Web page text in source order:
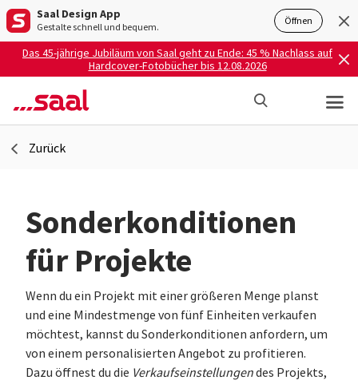
Saal Design App
Gestalte schnell und bequem. Öffnen
Das 45-jährige Jubiläum von Saal geht zu Ende: 45 % Nachlass auf
Hardcover-Fotobücher bis 12.08.2026
Zurück
Sonderkonditionen
für Projekte
Wenn du ein Projekt mit einer größeren Menge planst
und eine Mindestmenge von fünf Einheiten verkaufen
möchtest, kannst du Sonderkonditionen anfordern, um
von einem personalisierten Angebot zu profitieren.
Dazu öffnest du die Verkaufseinstellungendes Projekts,